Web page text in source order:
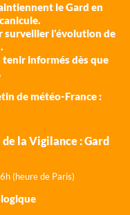
le Gard en
surveiller l'évolution de
tenir informés dès que
de météo-France :
la Vigilance : Gard
(heure de Paris)